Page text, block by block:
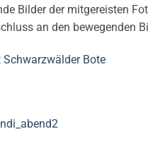
Bilder der mitgereisten
an den bewegenden
Schwarzwälder Bote